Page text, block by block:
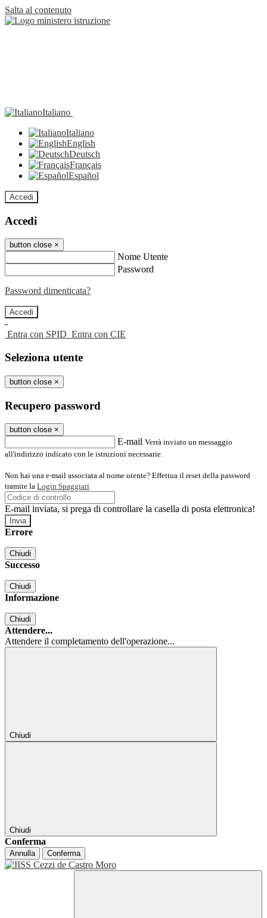
Salta al contenuto
Italiano
Italiano
English
Deutsch
Français
Español
Accedi
Accedi
button close ×
Nome Utente
Password
Password dimenticata?
-
Entra con SPID Entra con CIE
Seleziona utente
button close ×
Recupero password
button close ×
E-mail Verrà inviato un messaggio
all'indirizzo indicato con le istruzioni necessarie.
Non hai una e-mail associata al nome utente? Effettua il reset della password
tramite la Login Spaggiari
E-mail inviata, si prega di controllare la casella di posta elettronica!
Errore
Chiudi
Successo
Chiudi
Informazione
Chiudi
Attendere...
Attendere il completamento dell'operazione...
Chiudi
Chiudi
Conferma
Annulla Conferma